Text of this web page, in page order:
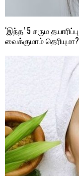
‘இந்த’ 5 சரும
வைக்குமாம் தெரியுமா?